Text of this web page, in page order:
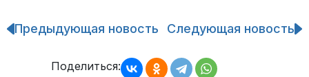
Навигация
записям
Предыдующая новость Следующая новость
Поделиться: